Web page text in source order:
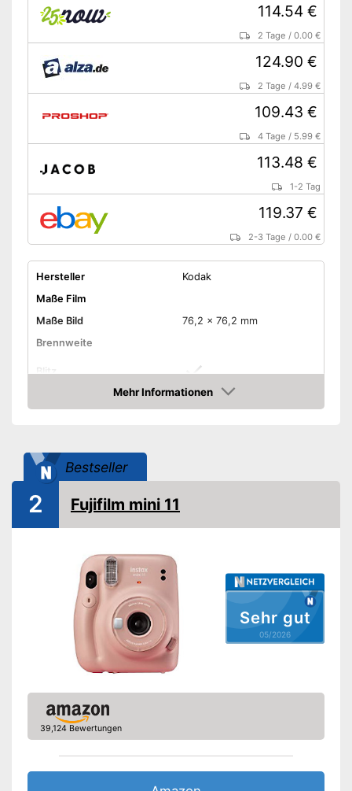
114.54 €
2 Tage /0.00 €
124.90 €
2 Tage /4.99 €
109.43 €
4 Tage / 5.99 €
113.48 €
1-2 Tag
119.37 €
2-3 Tage /0.00 €
Hersteller
Kodak
Maße Film
Maße Bild
76,2 x 76,2 mm
Brennweite
Blitz
Maße
Gewicht
850 g
Amazon Lieferzeit
Mehr Informationen
Amazon
Bestseller
Sehr gut
05/2026
2 Fujifilm mini 11
39,124 Bewertungen